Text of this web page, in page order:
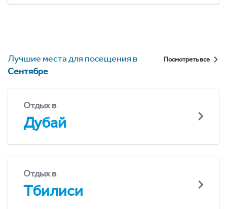
Лучшие места для посещения в
Сентябре
Посмотреть все
Отдых в
Дубай
Отдых в
Тбилиси